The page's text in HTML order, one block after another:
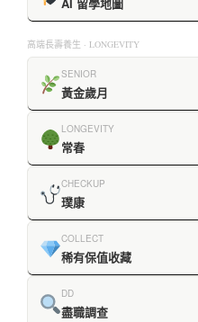
AI 留學地圖
高端長壽養生 · LONGEVITY
SENIOR
黃金歲月
LONGEVITY
常春
CHECKUP
璞康
COLLECT
稀有保值收藏
DD
盡職調查